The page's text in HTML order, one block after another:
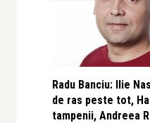
Radu Banciu: Ilie
de ras peste tot,
tampenii, Andreea